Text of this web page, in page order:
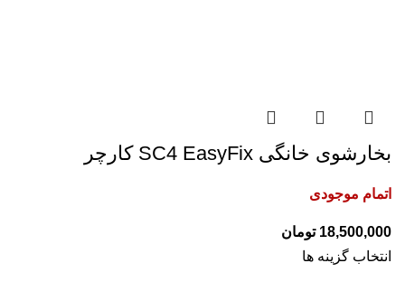
بخارشوی خانگی SC4 EasyFix کارچر
اتمام موجودی
تومان
انتخاب گزینه ها